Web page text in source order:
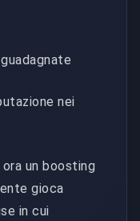
nei
un boosting
gioca
in cui